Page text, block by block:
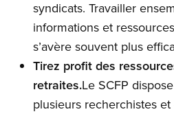
syndicats. Travailler
informations et
s’avère souvent plus
Tirez profit des
retraites.Le SCFP
plusieurs recherchistes